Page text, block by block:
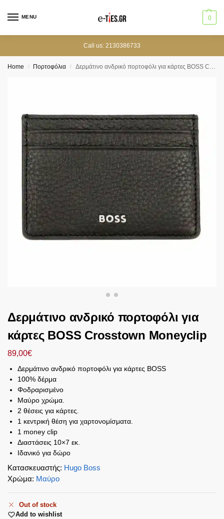
MENU 0
Call us: 2130386733
Home / Πορτοφόλια / Δερμάτινο ανδρικό πορτοφόλι για κάρτες BOSS Crosstown Moneyclip
Δερμάτινο ανδρικό πορτοφόλι για
κάρτες BOSS Crosstown Moneyclip
89,00€
Δερμάτινο ανδρικό πορτοφόλι για κάρτες BOSS
100% δέρμα
Φοδραρισμένο
Μαύρο χρώμα.
2 θέσεις για κάρτες.
1 κεντρική θέση για χαρτονομίσματα.
1 money clip
Διαστάσεις 10×7 εκ.
Ιδανικό για δώρο
Κατασκευαστής: Hugo Boss
Χρώμα: Μαύρο
Out of stock
Add to wishlist